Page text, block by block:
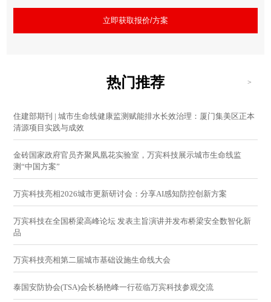
立即获取报价/方案
热门推荐 >
住建部期刊 | 城市生命线健康监测赋能排水长效治理：厦门集美区正本
清源项目实践与成效
金砖国家政府官员齐聚凤凰花实验室，万宾科技展示城市生命线监
测“中国方案”
万宾科技亮相2026城市更新研讨会：分享AI感知防控创新方案
万宾科技在全国桥梁高峰论坛 发表主旨演讲并发布桥梁安全数智化新
品
万宾科技亮相第二届城市基础设施生命线大会
泰国安防协会(TSA)会长杨艳峰一行莅临万宾科技参观交流